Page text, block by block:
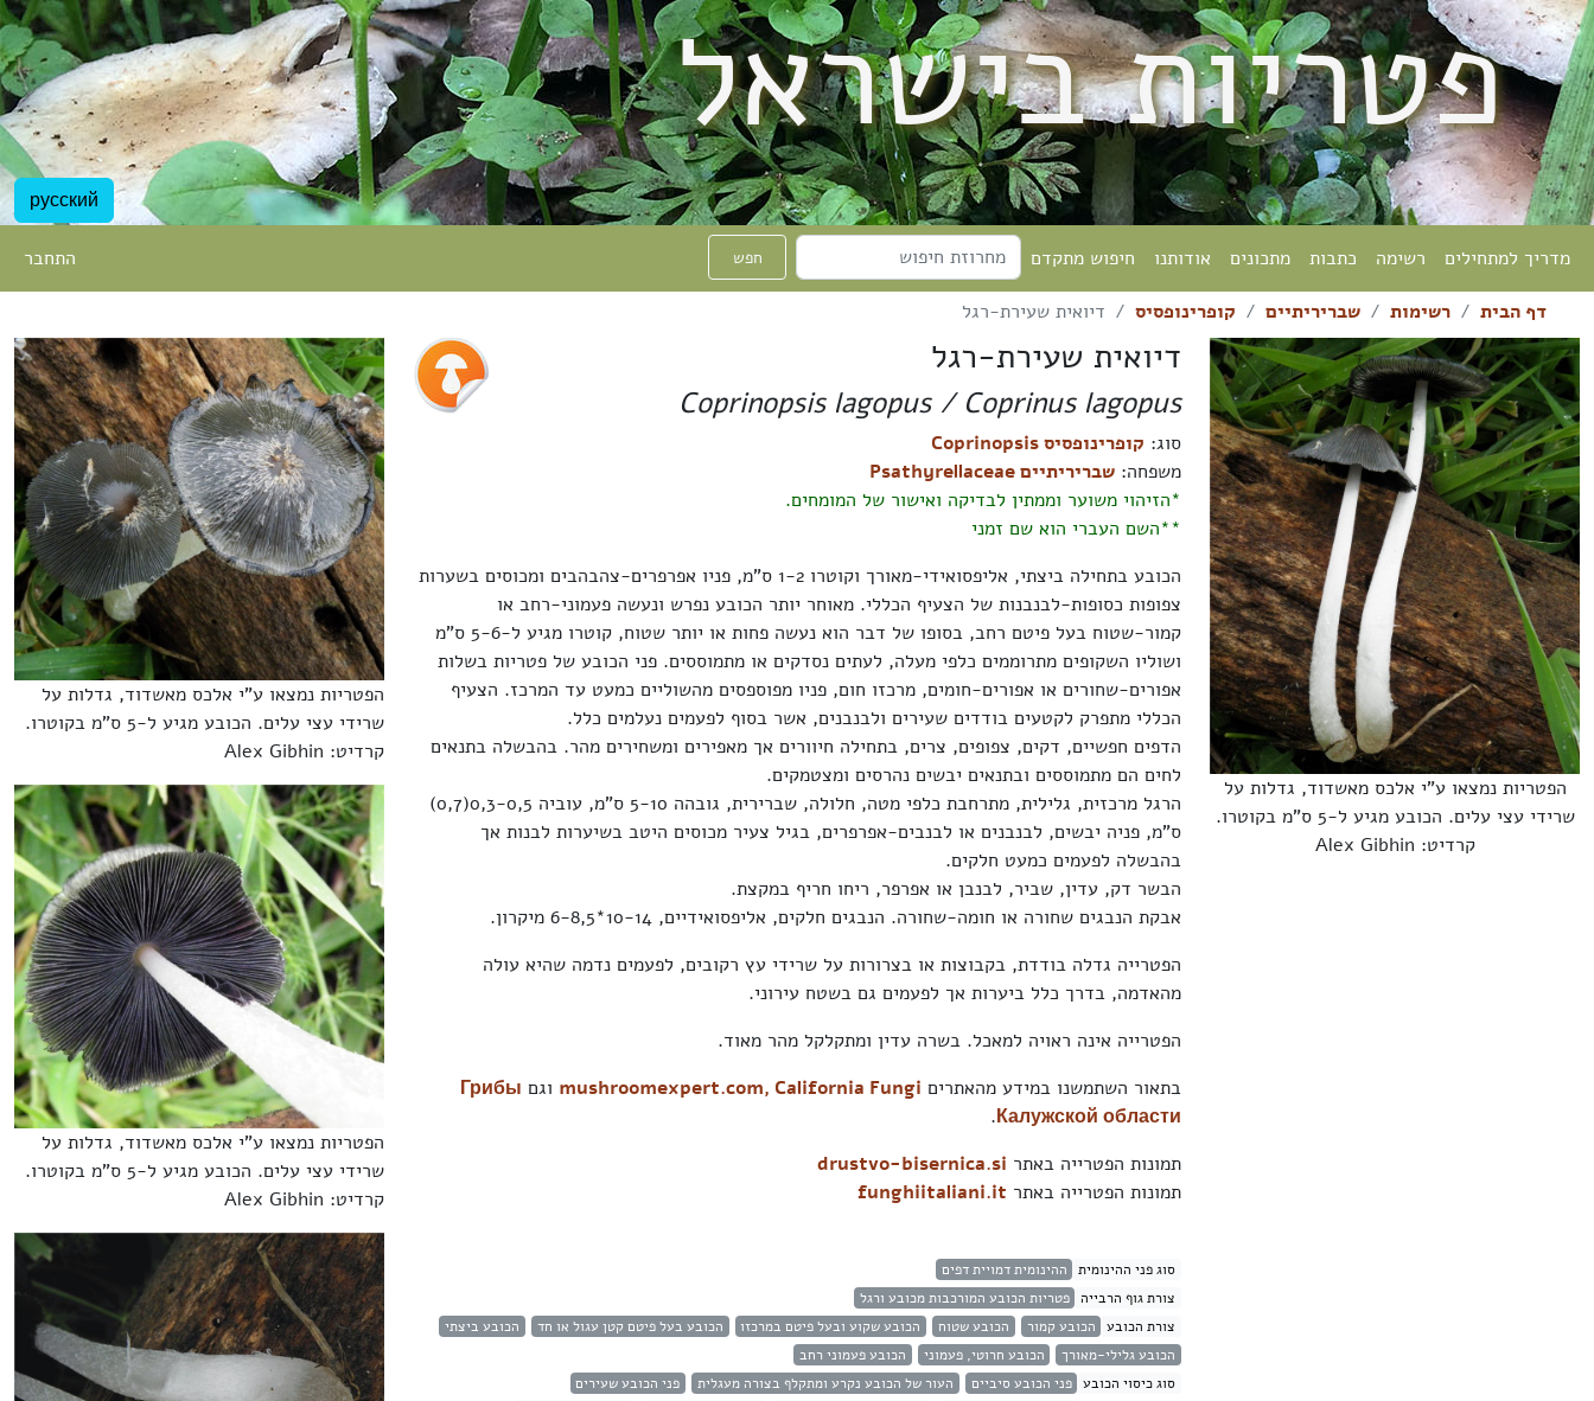
פטריות בישראל
русский
מדריך למתחילים רשימה כתבות מתכונים אודותנו חיפוש מתקדם חפש התחבר
דף הבית רשימות שבריריתיים קופרינופסיס דיואית שעירת-רגל
הפטריות נמצאו ע"י אלכס מאשדוד, גדלות על
שרידי עצי עלים. הכובע מגיע ל-5 ס"מ בקוטרו.
קרדיט: Alex Gibhin
דיואית שעירת-רגל
Coprinopsis lagopus / Coprinus lagopus
סוג: קופרינופסיס Coprinopsis
משפחה: שבריריתיים Psathyrellaceae
*הזיהוי משוער וממתין לבדיקה ואישור של המומחים.
**השם העברי הוא שם זמני
הכובע בתחילה ביצתי, אליפסואידי-מאורך וקוטרו 1-2 ס"מ, פניו אפרפרים-צהבהבים ומכוסים בשערות
צפופות כסופות-לבנבנות של הצעיף הכללי. מאוחר יותר הכובע נפרש ונעשה פעמוני-רחב או
קמור-שטוח בעל פיטם רחב, בסופו של דבר הוא נעשה פחות או יותר שטוח, קוטרו מגיע ל-5-6 ס"מ
ושוליו השקופים מתרוממים כלפי מעלה, לעתים נסדקים או מתמוססים. פני הכובע של פטריות בשלות
אפורים-שחורים או אפורים-חומים, מרכזו חום, פניו מפוספסים מהשוליים כמעט עד המרכז. הצעיף
הכללי מתפרק לקטעים בודדים שעירים ולבנבנים, אשר בסוף לפעמים נעלמים כלל.
הדפים חפשיים, דקים, צפופים, צרים, בתחילה חיוורים אך מאפירים ומשחירים מהר. בהבשלה בתנאים
לחים הם מתמוססים ובתנאים יבשים נהרסים ומצטמקים.
הרגל מרכזית, גלילית, מתרחבת כלפי מטה, חלולה, שברירית, גובהה 5-10 ס"מ, עוביה 0,3-0,5(0,7)
ס"מ, פניה יבשים, לבנבנים או לבנבים-אפרפרים, בגיל צעיר מכוסים היטב בשיערות לבנות אך
בהבשלה לפעמים כמעט חלקים.
הבשר דק, עדין, שביר, לבנבן או אפרפר, ריחו חריף במקצת.
אבקת הנבגים שחורה או חומה-שחורה. הנבגים חלקים, אליפסואידיים, 10-14*6-8,5 מיקרון.
הפטרייה גדלה בודדת, בקבוצות או בצרורות על שרידי עץ רקובים, לפעמים נדמה שהיא עולה
מהאדמה, בדרך כלל ביערות אך לפעמים גם בשטח עירוני.
הפטרייה אינה ראויה למאכל. בשרה עדין ומתקלקל מהר מאוד.
בתאור השתמשנו במידע מהאתרים
mushroomexpert.com, California Fungi וגם Грибы
Калужской области
.
תמונות הפטרייה באתר drustvo-bisernica.si
תמונות הפטרייה באתר funghiitaliani.it
סוג פני ההינומית
ההינומית דמויית דפים
צורת גוף הרבייה
פטריות הכובע המורכבות מכובע ורגל
צורת הכובע
הכובע קמור הכובע שטוח הכובע שקוע ובעל פיטם במרכזו הכובע בעל פיטם קטן עגול או חד
הכובע ביצתי
הכובע גלילי-מאורך
הכובע חרוטי, פעמוני
הכובע פעמוני רחב
סוג כיסוי הכובע פני הכובע סיביים העור של הכובע נקרע ומתקלף בצורה מעגלית
פני הכובע שעירים
הפטריות נמצאו ע"י אלכס מאשדוד, גדלות על
שרידי עצי עלים. הכובע מגיע ל-5 ס"מ בקוטרו.
קרדיט: Alex Gibhin
הפטריות נמצאו ע"י אלכס מאשדוד, גדלות על
שרידי עצי עלים. הכובע מגיע ל-5 ס"מ בקוטרו.
קרדיט: Alex Gibhin